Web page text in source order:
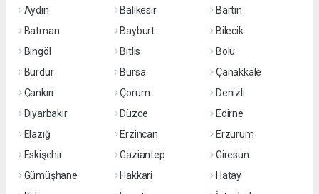
Aydın
Balıkesir
Bartın
Batman
Bayburt
Bilecik
Bingöl
Bitlis
Bolu
Burdur
Bursa
Çanakkale
Çankırı
Çorum
Denizli
Diyarbakır
Düzce
Edirne
Elazığ
Erzincan
Erzurum
Eskişehir
Gaziantep
Giresun
Gümüşhane
Hakkari
Hatay